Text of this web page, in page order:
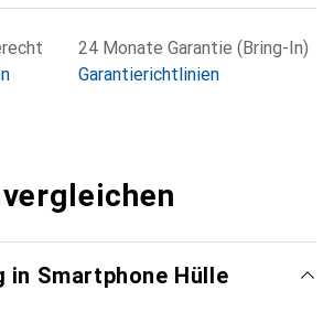
24 Monate Garantie (Bring-In)
Garantierichtlinien
in Smartphone Hülle